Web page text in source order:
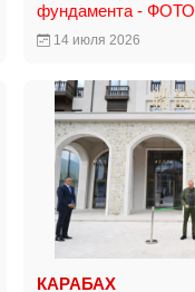
фундамента - ФОТО
14 июля 2026
КАРАБАХ